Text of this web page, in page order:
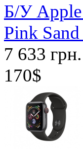
Б/У Apple
Pink
7 633 грн.
170$